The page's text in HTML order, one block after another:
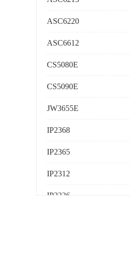
ASC6220
ASC6612
CS5080E
CS5090E
JW3655E
IP2368
IP2365
IP2312
IP2326